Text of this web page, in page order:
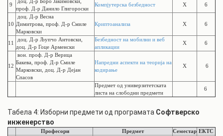
9
доц. Д-р Боро Јакимовски,
проф. Д-р Данило Глигороски
Компјутерска безбедност X 6
10
доц. Д-р Весна
Димитрова, проф. Д-р Смиле
Марковски
Криптоанализа X 6
11
доц. Д-р Љупчо Антовски,
доц. Д-р Гоце Арменски
Безбедност на мобилни и веб
апликации
X 6
12
вон. проф. Д-р Верица
Бакева, проф. Д-р Смиле
Марковски, доц. Д-р Дејан
Спасов
Напредни аспекти на теорија на
кодирање
X 6
Предмет од универзитетската
листа на слободни предмети
6
Табела 4: Изборни предмети од програмата Софтверско
инженерство
Професори Предмет Семестар ЕКТС